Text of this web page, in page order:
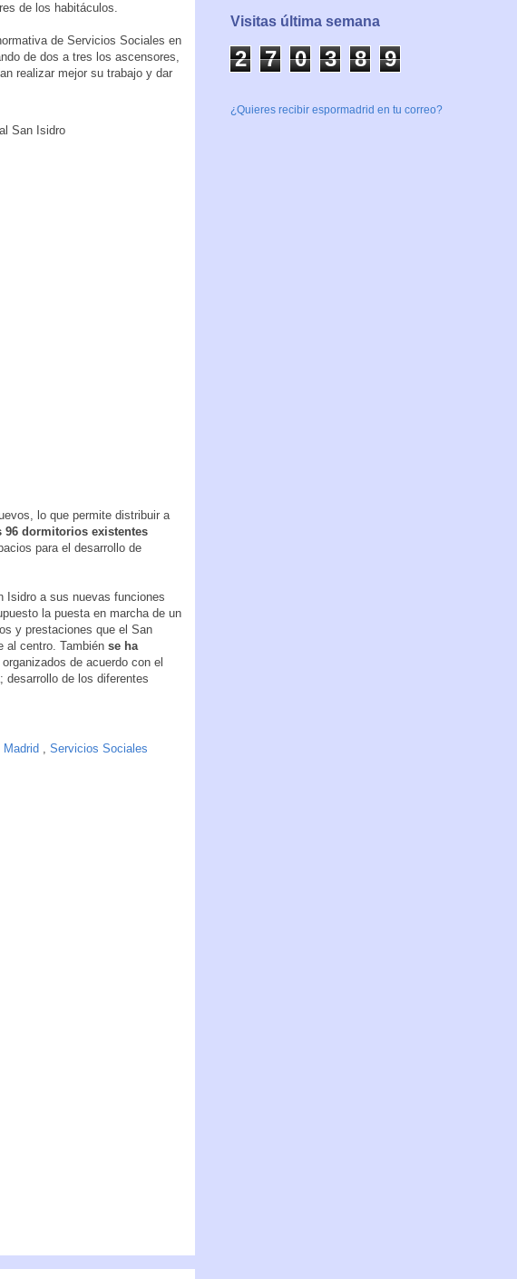
de los habitáculos.
de Servicios Sociales en
de dos a tres los ascensores,
realizar mejor su trabajo y dar
lo que permite distribuir a
96 dormitorios existentes
para el desarrollo de
Isidro a sus nuevas funciones
la puesta en marcha de un
y prestaciones que el San
al centro. También se ha
de acuerdo con el
de los diferentes
Madrid Servicios Sociales
Visitas última semana
2 7 0 3 8 9
¿Quieres recibir espormadrid en tu correo?